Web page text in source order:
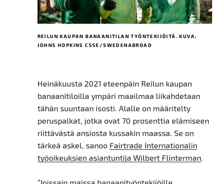
REILUN KAUPAN BANAANITILAN TYÖNTEKIJÖITÄ. KUVA:
JOHNS HOPKINS CSSE/SWEDENABROAD⁣
Heinäkuusta 2021 eteenpäin Reilun kaupan
banaanitiloilla ympäri maailmaa liikahdetaan
tähän suuntaan isosti. Alalle on määritelty
peruspalkat, jotka ovat 70 prosenttia elämiseen
riittävästä ansiosta kussakin maassa. Se on
tärkeä askel, sanoo Fairtrade Internationalin
työoikeuksien asiantuntija Wilbert Flinterman.